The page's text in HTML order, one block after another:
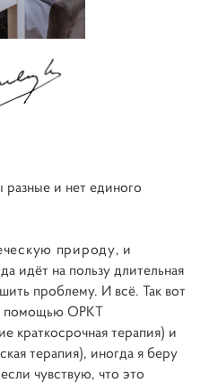
и нет единого
природу, и
идёт на пользу длительная
проблему. И всё. Так вот
помощью ОРКТ
краткосрочная терапия) и
терапия), иногда я беру
чувствую, что это